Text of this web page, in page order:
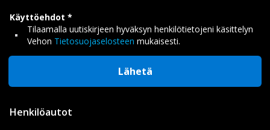
Käyttöehdot
Tilaamalla uutiskirjeen hyväksyn henkilötietojeni käsittelyn
Vehon Tietosuojaselosteen mukaisesti.
Lähetä
Henkilöautot